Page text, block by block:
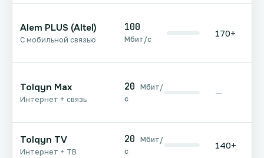
Alem PLUS (Altel)
С мобильной связью
100
Мбит/с
170+
Tolqyn Max
Интернет + связь
20
Мбит/
с
—
Tolqyn TV
Интернет + ТВ
20
Мбит/
с
140+